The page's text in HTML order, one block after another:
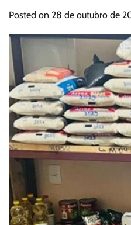
Posted on 28 de outubro de